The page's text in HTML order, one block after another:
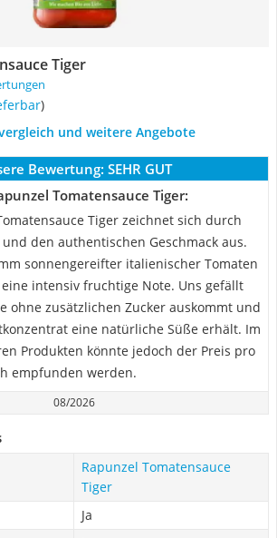
Tiger
)
und weitere Angebote
Bewertung: SEHR GUT
Tomatensauce Tiger:
Tiger zeichnet sich durch
den authentischen Geschmack aus.
sonnengereifter italienischer Tomaten
intensiv fruchtige Note. Uns gefällt
ohne zusätzlichen Zucker auskommt und
eine natürliche Süße erhält. Im
Produkten könnte jedoch der Preis pro
empfunden werden.
08/2026
Rapunzel Tomatensauce
Tiger
Ja